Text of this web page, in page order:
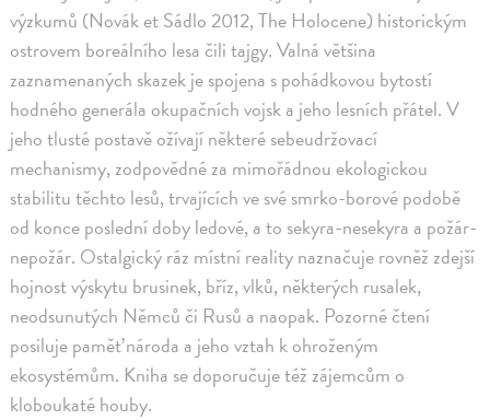
výzkumů (Novák et Sádlo 2012, The Holocene) historickým
ostrovem boreálního lesa čili tajgy. Valná většina
zaznamenaných skazek je spojena s pohádkovou bytostí
hodného generála okupačních vojsk a jeho lesních přátel. V
jeho tlusté postavě ožívají některé sebeudržovací
mechanismy, zodpovědné za mimořádnou ekologickou
stabilitu těchto lesů, trvajících ve své smrko-borové podobě
od konce poslední doby ledové, a to sekyra-nesekyra a požár-
nepožár. Ostalgický ráz místní reality naznačuje rovněž zdejší
hojnost výskytu brusinek, bříz, vlků, některých rusalek,
neodsunutých Němců či Rusů a naopak. Pozorné čtení
posiluje paměť národa a jeho vztah k ohroženým
ekosystémům. Kniha se doporučuje též zájemcům o
kloboukaté houby.